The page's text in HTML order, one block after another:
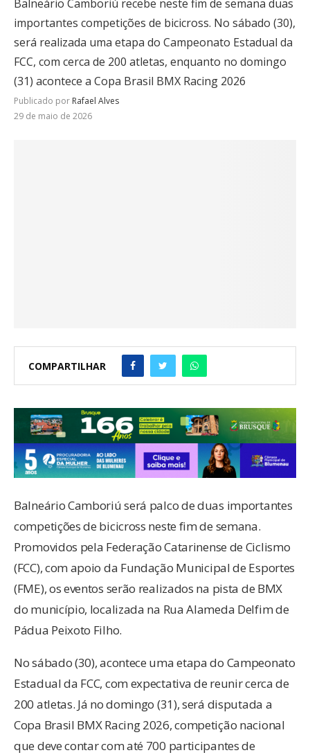
Balneário Camboriú recebe neste fim de semana duas
importantes competições de bicicross. No sábado (30),
será realizada uma etapa do Campeonato Estadual da
FCC, com cerca de 200 atletas, enquanto no domingo
(31) acontece a Copa Brasil BMX Racing 2026
Publicado por Rafael Alves
29 de maio de 2026
COMPARTILHAR
Balneário Camboriú será palco de duas importantes
competições de bicicross neste fim de semana.
Promovidos pela Federação Catarinense de Ciclismo
(FCC), com apoio da Fundação Municipal de Esportes
(FME), os eventos serão realizados na pista de BMX
do município, localizada na Rua Alameda Delfim de
Pádua Peixoto Filho.
No sábado (30), acontece uma etapa do Campeonato
Estadual da FCC, com expectativa de reunir cerca de
200 atletas. Já no domingo (31), será disputada a
Copa Brasil BMX Racing 2026, competição nacional
que deve contar com até 700 participantes de